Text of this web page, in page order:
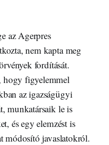
az Agerpres
nem kapta meg
fordítását.
hogy figyelemmel
az igazságügyi
munkatársaik le is
és egy elemzést is
módosító javaslatokról.